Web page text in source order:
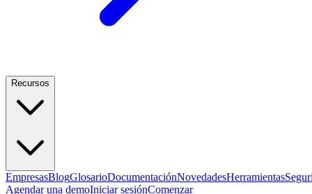
Recursos
EmpresasBlogGlosarioDocumentaciónNovedadesHerramientas
Agendar una demoIniciar sesiónComenzar